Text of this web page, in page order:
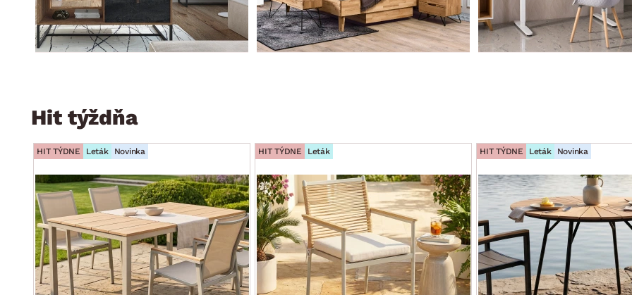
Hit týždňa
HIT TÝDNE Leták Novinka HIT TÝDNE Leták HIT TÝDNE Leták Novinka